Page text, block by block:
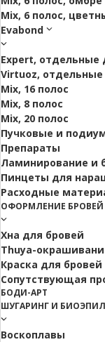
Mix, 6 полос,
Evabond
Expert, отдельные
Virtuoz,
Mix, 16 полос
Mix, 8 полос
Mix, 20 полос
Пучковые и
Препараты
Ламинирование и
Пинцеты для
Расходные
ОФОРМЛЕНИЕ БРОВЕЙ
Хна для бровей
Thuya-
Краска для
Сопутствующая
БОДИ-АРТ
ШУГАРИНГ И
Воскоплавы